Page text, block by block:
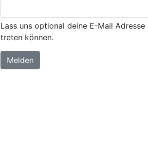
Lass uns optional deine E-Mail
treten können.
Melden